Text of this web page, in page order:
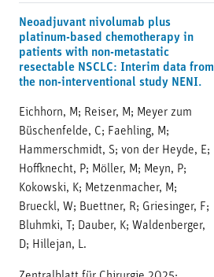
Neoadjuvant nivolumab plus
platinum-based chemotherapy in
patients with non-metastatic
resectable NSCLC: Interim data from
the non-interventional study NENI.
Eichhorn, M; Reiser, M; Meyer zum
Büschenfelde, C; Faehling, M;
Hammerschmidt, S; von der Heyde, E;
Hoffknecht, P; Möller, M; Meyn, P;
Kokowski, K; Metzenmacher, M;
Brueckl, W; Buettner, R; Griesinger, F;
Bluhmki, T; Dauber, K; Waldenberger,
D; Hillejan, L.